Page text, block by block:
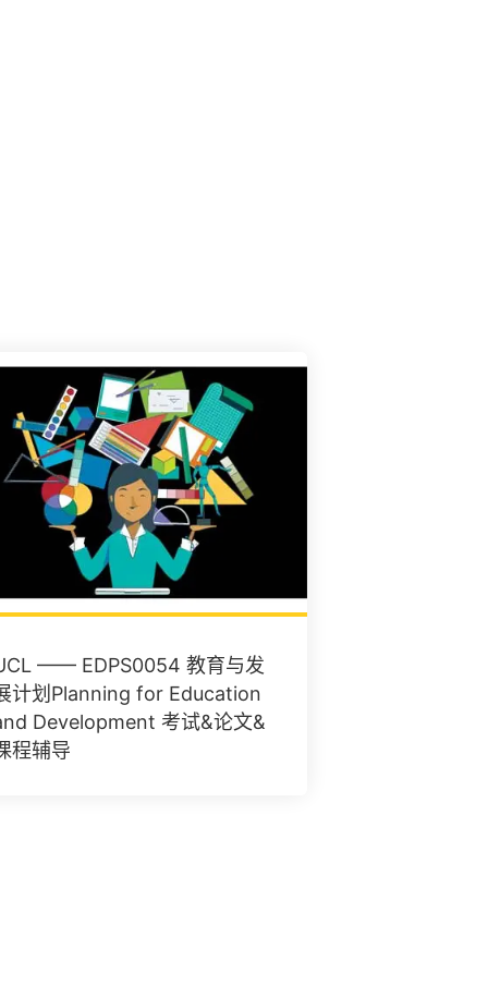
—— EDPS0054 教育与发
计划Planning for Education
Development 考试&论文&
程辅导